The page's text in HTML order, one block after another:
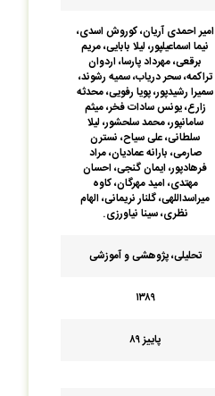
امیر احمدی آریان، کوروش اسدی،
نیما اسماعیل‏پور، لیلا بابایی، مریم
برقعی، مهرداد پارسا، اردوان
تراکمه، سحر دریاب، سمیه رشوند،
سمیرا رشیدپور، پویا رفویی، محدثه
زارع، یونس سادات فخر، میثم
سامان‏پور، محمد سلحشور، لیلا
سلطانی، علی سیاح، نسترن
صارمی، بارانه عمادیان، مراد
فرهادپور، ایمان گنجی، احسان
مهتدی، امید مهرگان، کاوه
میراسداللهی، گلنار نریمانی، الهام
نظری، سینا نیاورزی.
تحلیلی، پژوهشی و آموزشی
۱۳۸۹
پاییز ۸۹